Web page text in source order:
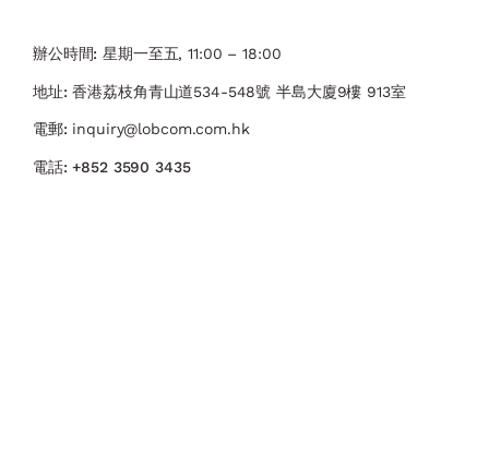
辦公時間: 星期一至五, 11:00 – 18:00
地址: 香港荔枝角青山道534-548號 ​半島大廈9樓 913室
電郵: inquiry@lobcom.com.hk
電話:+852 3590 3435